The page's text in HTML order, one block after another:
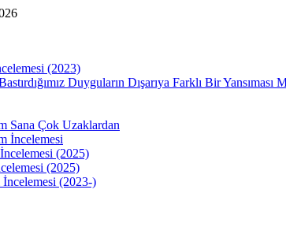
(2023)
Duyguların Dışarıya Farklı Bir Yansıması
Sana Çok Uzaklardan
İncelemesi
(2025)
(2025)
(2023-)